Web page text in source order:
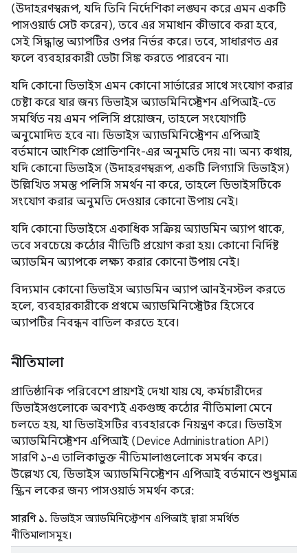
(উদাহরণস্বরূপ, যদি তিনি নির্দেশিকা লঙ্ঘন করে এমন একটি
পাসওয়ার্ড সেট করেন), তবে এর সমাধান কীভাবে করা হবে,
সেই সিদ্ধান্ত অ্যাপটির ওপর নির্ভর করে। তবে, সাধারণত এর
ফলে ব্যবহারকারী ডেটা সিঙ্ক করতে পারবেন না।
যদি কোনো ডিভাইস এমন কোনো সার্ভারের সাথে সংযোগ করার
চেষ্টা করে যার জন্য ডিভাইস অ্যাডমিনিস্ট্রেশন এপিআই-তে
সমর্থিত নয় এমন পলিসি প্রয়োজন, তাহলে সংযোগটি
অনুমোদিত হবে না। ডিভাইস অ্যাডমিনিস্ট্রেশন এপিআই
বর্তমানে আংশিক প্রোভিশনিং-এর অনুমতি দেয় না। অন্য কথায়,
যদি কোনো ডিভাইস (উদাহরণস্বরূপ, একটি লিগ্যাসি ডিভাইস)
উল্লিখিত সমস্ত পলিসি সমর্থন না করে, তাহলে ডিভাইসটিকে
সংযোগ করার অনুমতি দেওয়ার কোনো উপায় নেই।
যদি কোনো ডিভাইসে একাধিক সক্রিয় অ্যাডমিন অ্যাপ থাকে,
তবে সবচেয়ে কঠোর নীতিটি প্রয়োগ করা হয়। কোনো নির্দিষ্ট
অ্যাডমিন অ্যাপকে লক্ষ্য করার কোনো উপায় নেই।
বিদ্যমান কোনো ডিভাইস অ্যাডমিন অ্যাপ আনইনস্টল করতে
হলে, ব্যবহারকারীকে প্রথমে অ্যাডমিনিস্ট্রেটর হিসেবে
অ্যাপটির নিবন্ধন বাতিল করতে হবে।
নীতিমালা
প্রাতিষ্ঠানিক পরিবেশে প্রায়শই দেখা যায় যে, কর্মচারীদের
ডিভাইসগুলোকে অবশ্যই একগুচ্ছ কঠোর নীতিমালা মেনে
চলতে হয়, যা ডিভাইসটির ব্যবহারকে নিয়ন্ত্রণ করে। ডিভাইস
অ্যাডমিনিস্ট্রেশন এপিআই (Device Administration API)
সারণি ১-এ তালিকাভুক্ত নীতিমালাগুলোকে সমর্থন করে।
উল্লেখ্য যে, ডিভাইস অ্যাডমিনিস্ট্রেশন এপিআই বর্তমানে শুধুমাত্র
স্ক্রিন লকের জন্য পাসওয়ার্ড সমর্থন করে:
সারণি ১. ডিভাইস অ্যাডমিনিস্ট্রেশন এপিআই দ্বারা সমর্থিত
নীতিমালাসমূহ।